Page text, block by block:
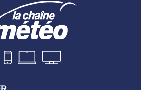
1299 les fondations de l'Empire
rattaché l'Anatolie et la Thrace
turc, la République est proclamée
Ankara remplace alors Istanbul au